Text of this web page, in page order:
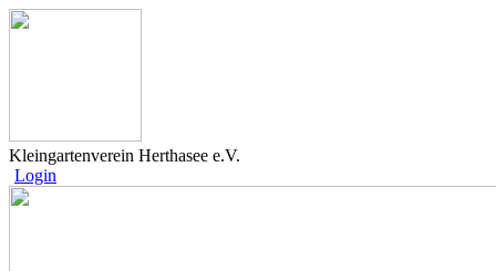
Kleingartenverein Herthasee e.V.
Login